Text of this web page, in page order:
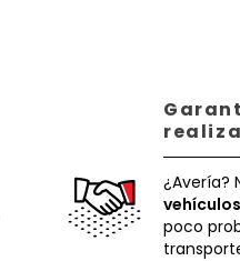
¿Avería?
vehículos
poco